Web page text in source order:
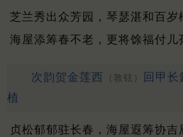
芝兰秀出众芳园，琴瑟湛和百岁
海屋添筹春不老，更将馀福付儿
次韵贺金莲西 （敦铉） 回甲长
植
贞松郁郁驻长春，海屋遐筹协吉